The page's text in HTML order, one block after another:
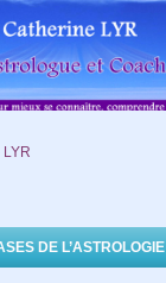
DE L’ASTROLOGIE